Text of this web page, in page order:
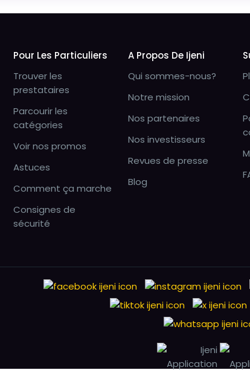
Pour Les Particuliers
Trouver les
prestataires
Parcourir les
catégories
Voir nos promos
Astuces
Comment ça marche
Consignes de
sécurité
A Propos De Ijeni
Qui sommes-nous?
Notre mission
Nos partenaires
Nos investisseurs
Revues de presse
Blog